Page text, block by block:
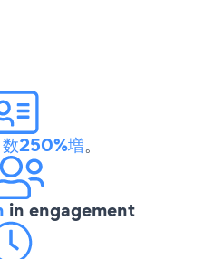
数250%増。
in engagement